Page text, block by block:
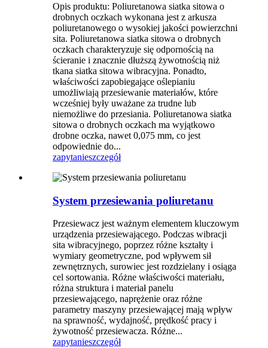
Opis produktu: Poliuretanowa siatka sitowa o
drobnych oczkach wykonana jest z arkusza
poliuretanowego o wysokiej jakości powierzchni
sita. Poliuretanowa siatka sitowa o drobnych
oczkach charakteryzuje się odpornością na
ścieranie i znacznie dłuższą żywotnością niż
tkana siatka sitowa wibracyjna. Ponadto,
właściwości zapobiegające oślepianiu
umożliwiają przesiewanie materiałów, które
wcześniej były uważane za trudne lub
niemożliwe do przesiania. Poliuretanowa siatka
sitowa o drobnych oczkach ma wyjątkowo
drobne oczka, nawet 0,075 mm, co jest
odpowiednie do...
zapytanieszczegół
System przesiewania poliuretanu
Przesiewacz jest ważnym elementem kluczowym
urządzenia przesiewającego. Podczas wibracji
sita wibracyjnego, poprzez różne kształty i
wymiary geometryczne, pod wpływem sił
zewnętrznych, surowiec jest rozdzielany i osiąga
cel sortowania. Różne właściwości materiału,
różna struktura i materiał panelu
przesiewającego, naprężenie oraz różne
parametry maszyny przesiewającej mają wpływ
na sprawność, wydajność, prędkość pracy i
żywotność przesiewacza. Różne...
zapytanieszczegół